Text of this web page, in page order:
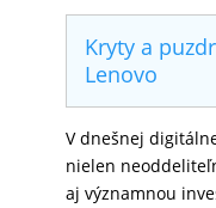
Kryty a
Lenovo
V dnešnej
nielen
aj významnou